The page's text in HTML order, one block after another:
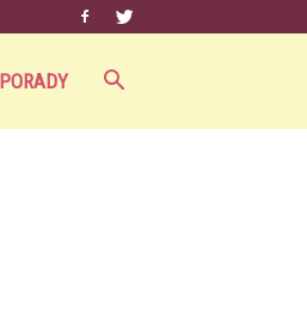
PORADY